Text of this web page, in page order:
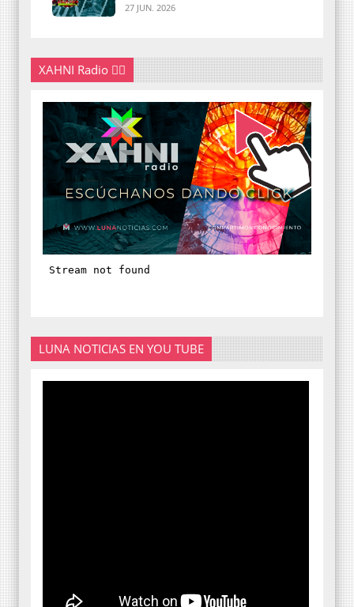
27 JUN. 2026
XAHNI Radio 👇🏽
LUNA NOTICIAS EN YOU TUBE